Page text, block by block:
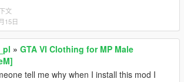
文
15日
» GTA VI Clothing for MP Male
tell me why when I install this mod I